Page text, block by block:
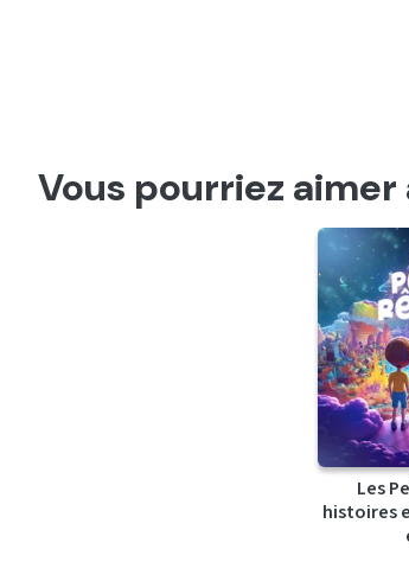
Vous pourriez aimer
Les
histoires